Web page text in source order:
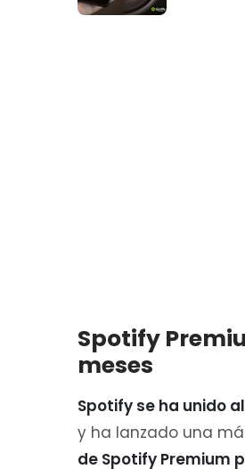
Spotify
meses
Spotify se ha unido
y ha lanzado una
de Spotify Premium